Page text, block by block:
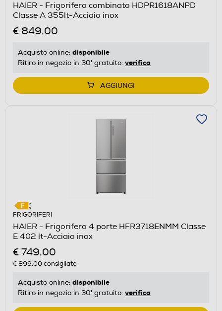
HAIER - Frigorifero combinato HDPR1618ANPD
Classe A 355lt-Acciaio inox
€ 849,00
Acquisto online: disponibile
Ritiro in negozio in 30' gratuito: verifica
AGGIUNGI
FRIGORIFERI
HAIER - Frigorifero 4 porte HFR3718ENMM Classe
E 402 lt-Acciaio inox
€ 749,00
€ 899,00consigliato
Acquisto online: disponibile
Ritiro in negozio in 30' gratuito: verifica